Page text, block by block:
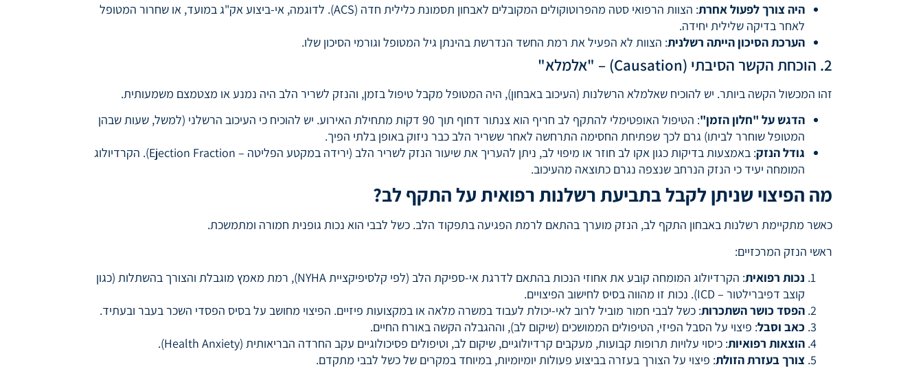
היה צורך לפעול אחרת
: הצוות הרפואי סטה מהפרוטוקולים המקובלים לאבחון תסמונת כלילית חדה (ACS). לדוגמה, אי-ביצוע אק"ג במועד, או שחרור המטופל
לאחר בדיקה שלילית יחידה.
הערכת הסיכון הייתה רשלנית: הצוות לא הפעיל את רמת החשד הנדרשת בהינתן גיל המטופל וגורמי הסיכון שלו.
2. הוכחת הקשר הסיבתי (Causation) – "אלמלא"
זהו המכשול הקשה ביותר. יש להוכיח שאלמלא הרשלנות (העיכוב באבחון), היה המטופל מקבל טיפול בזמן, והנזק לשריר הלב היה נמנע או מצטמצם משמעותית.
הדגש על "חלון הזמן"
: הטיפול האופטימלי להתקף לב חריף הוא צנתור דחוף תוך 90 דקות מתחילת האירוע. יש להוכיח כי העיכוב הרשלני (למשל, שעות שבהן
המטופל שוחרר לביתו) גרם לכך שפתיחת החסימה התרחשה לאחר ששריר הלב כבר ניזוק באופן בלתי הפיך.
גודל הנזק
: באמצעות בדיקות כגון אקו לב חוזר או מיפוי לב, ניתן להעריך את שיעור הנזק לשריר הלב (ירידה במקטע הפליטה – Ejection Fraction). הקרדיולוג
המומחה יעיד כי הנזק הנרחב שנצפה נגרם כתוצאה מהעיכוב.
מה הפיצוי שניתן לקבל בתביעת רשלנות רפואית על התקף לב?
כאשר מתקיימת רשלנות באבחון התקף לב, הנזק מוערך בהתאם לרמת הפגיעה בתפקוד הלב. כשל לבבי הוא נכות גופנית חמורה ומתמשכת.
ראשי הנזק המרכזיים:
נכות רפואית
: הקרדיולוג המומחה קובע את אחוזי הנכות בהתאם לדרגת אי-ספיקת הלב (לפי קלסיפיקציית NYHA), רמת מאמץ מוגבלת והצורך בהשתלות (כגון
קוצב דפיברילטור – ICD). נכות זו מהווה בסיס לחישוב הפיצויים.
הפסד כושר השתכרות: כשל לבבי חמור מוביל לרוב לאי-יכולת לעבוד במשרה מלאה או במקצועות פיזיים. הפיצוי מחושב על בסיס הפסדי השכר בעבר ובעתיד.
כאב וסבל: פיצוי על הסבל הפיזי, הטיפולים הממושכים (שיקום לב), וההגבלה הקשה באורח החיים.
הוצאות רפואיות: כיסוי עלויות תרופות קבועות, מעקבים קרדיולוגיים, שיקום לב, וטיפולים פסיכולוגיים עקב החרדה הבריאותית (Health Anxiety).
צורך בעזרת הזולת: פיצוי על הצורך בעזרה בביצוע פעולות יומיומיות, במיוחד במקרים של כשל לבבי מתקדם.